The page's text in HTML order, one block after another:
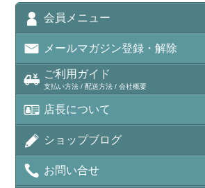
会員メニュー
メールマガジン登録・解除
ご利用ガイド
支払い方法 / 配送方法 / 会社概要
店長について
ショップブログ
お問い合せ